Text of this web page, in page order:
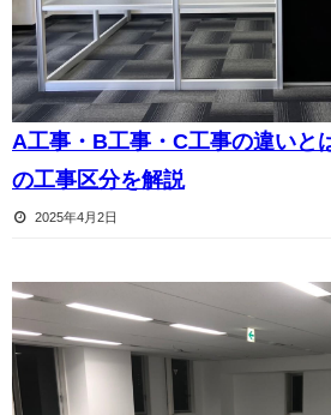
A工事・B工事・C工事の違いと
の工事区分を解説
2025年4月2日